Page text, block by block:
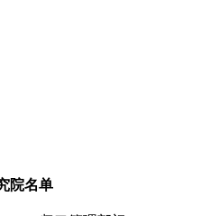
院名单